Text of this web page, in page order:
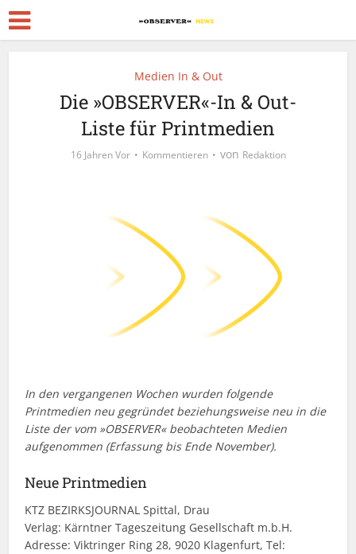
Medien In & Out
Die »OBSERVER«-In & Out-
Liste für Printmedien
16 Jahren Vor Kommentieren von Redaktion
In den vergangenen Wochen wurden folgende
Printmedien neu gegründet beziehungsweise neu in die
Liste der vom »OBSERVER« beobachteten Medien
aufgenommen (Erfassung bis Ende November).
Neue Printmedien
KTZ BEZIRKSJOURNAL Spittal, Drau
Verlag: Kärntner Tageszeitung Gesellschaft m.b.H.
Adresse: Viktringer Ring 28, 9020 Klagenfurt, Tel: